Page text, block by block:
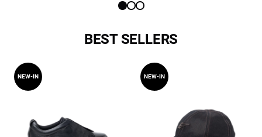
BEST SELLERS
NEW-IN NEW-IN